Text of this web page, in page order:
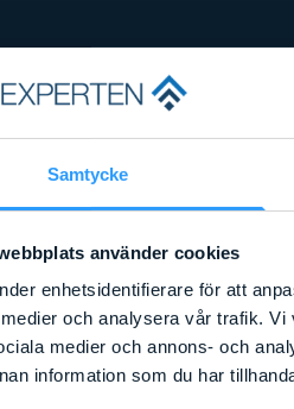
Samtycke
använder cookies
enhetsidentifierare för att
och analysera vår trafik. Vi
medier och annons- och
information som du har